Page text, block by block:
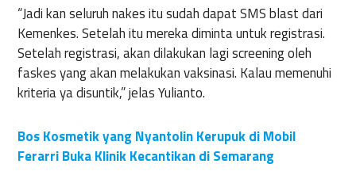
“Jadi kan seluruh nakes itu sudah dapat SMS blast dari
Kemenkes. Setelah itu mereka diminta untuk registrasi.
Setelah registrasi, akan dilakukan lagi screening oleh
faskes yang akan melakukan vaksinasi. Kalau memenuhi
kriteria ya disuntik,” jelas Yulianto.
Bos Kosmetik yang Nyantolin Kerupuk di Mobil
Ferarri Buka Klinik Kecantikan di Semarang